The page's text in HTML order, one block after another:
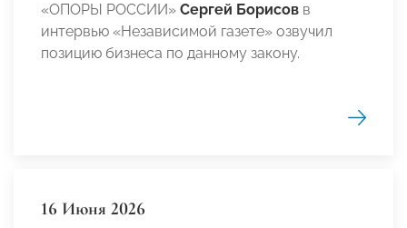
«ОПОРЫ РОССИИ» Сергей Борисов в
интервью «Независимой газете» озвучил
позицию бизнеса по данному закону.
16 Июня 2026